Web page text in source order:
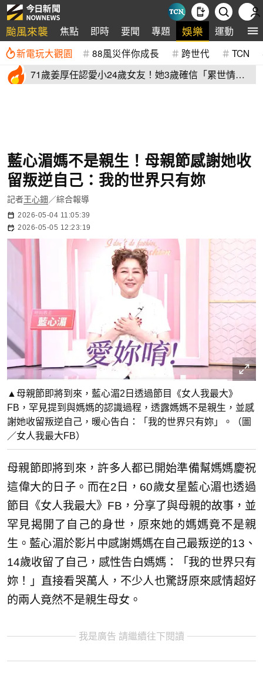
颱風來襲 焦點 即時 要聞 專題 娛樂 運動 全
新電玩大觀園 88風災伴你成長 跨世代 TCN
71歲姜厚任認愛小24歲女友！她3歲確信「累世情
藍心湄媽不是親生！母親節感謝她收
留叛逆自己：我的世界只有妳
記者王心鈿 ／綜合報導
2026-05-04 11:05:39
2026-05-05 12:23:19
▲母親節即將到來，藍心湄2日透過節目《女人我最大》
FB，罕見提到與媽媽的認識過程，透露媽媽不是親生，並感
謝她收留叛逆自己，暖心告白：「我的世界只有妳」。（圖
／女人我最大FB）
母親節即將到來，許多人都已開始準備幫媽媽慶祝
這偉大的日子。而在2日，60歲女星藍心湄也透過
節目《女人我最大》FB，分享了與母親的故事，並
罕見揭開了自己的身世，原來她的媽媽竟不是親
生。藍心湄於影片中感謝媽媽在自己最叛逆的13、
14歲收留了自己，感性告白媽媽：「我的世界只有
妳！」直接看哭萬人，不少人也驚訝原來感情超好
的兩人竟然不是親生母女。
我是廣告 請繼續往下閱讀